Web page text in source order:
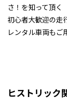
さ！を知って頂く
初心者大歓迎の走
レンタル車両もご
ヒストリック